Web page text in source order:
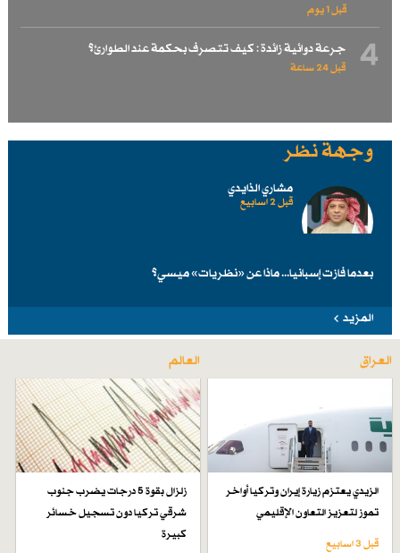
قبل 1 یوم
4 جرعة دوائية زائدة : كيف تتصرف بحكمة عند الطوارئ؟
قبل 24 ساعة
وجهة نظر
مشاري الذايدي
قبل 2 اسابیع
بعدما فازت إسبانيا... ماذا عن «نظريات» ميسي؟
المزيد
العراق
الزيدي يعتزم زيارة إيران وتركيا أواخر
تموز لتعزيز التعاون الإقليمي
قبل 3 اسابیع
العالم
زلزال بقوة 5 درجات يضرب جنوب
شرقي تركيا دون تسجيل خسائر
كبيرة